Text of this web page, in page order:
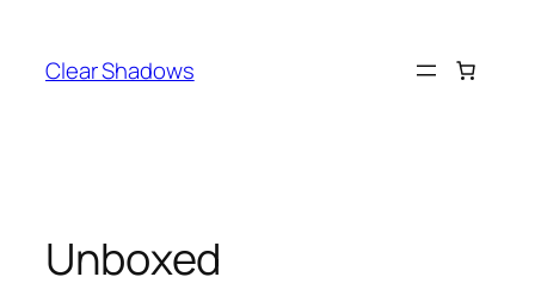
contenu
Clear Shadows
Unboxed